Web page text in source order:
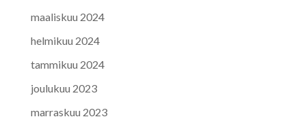
maaliskuu 2024
helmikuu 2024
tammikuu 2024
joulukuu 2023
marraskuu 2023